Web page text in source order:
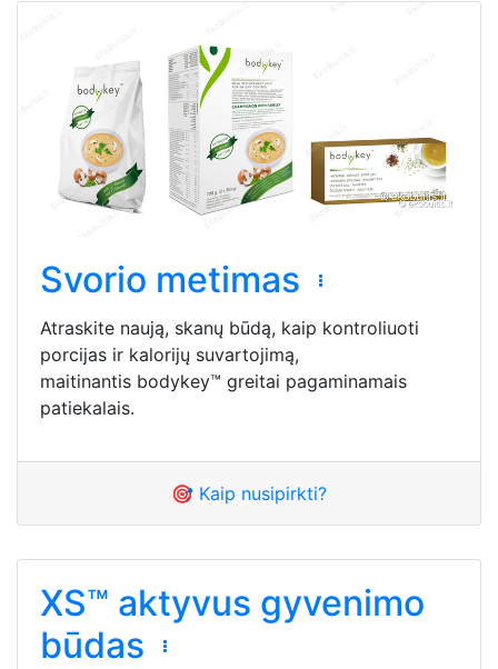
Svorio metimas
Atraskite naują, skanų būdą, kaip kontroliuoti
porcijas ir kalorijų suvartojimą,
maitinantis bodykey™ greitai pagaminamais
patiekalais.
🎯 Kaip nusipirkti?
XS™ aktyvus gyvenimo
būdas